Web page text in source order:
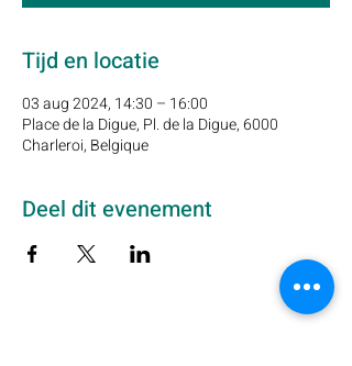
Tijd en locatie
03 aug 2024, 14:30 – 16:00
Place de la Digue, Pl. de la Digue, 6000
Charleroi, Belgique
Deel dit evenement